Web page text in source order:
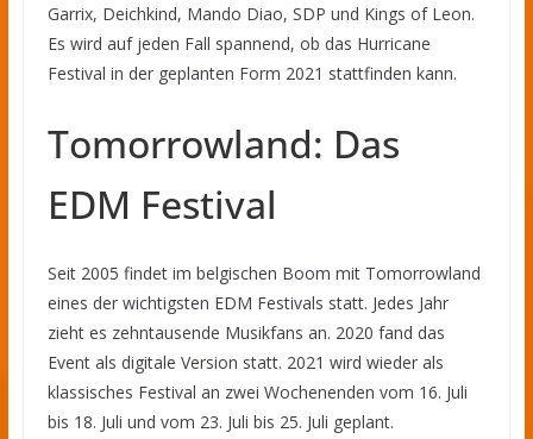
Garrix, Deichkind, Mando Diao, SDP und Kings of Leon.
Es wird auf jeden Fall spannend, ob das Hurricane
Festival in der geplanten Form 2021 stattfinden kann.
Tomorrowland: Das
EDM Festival
Seit 2005 findet im belgischen Boom mit Tomorrowland
eines der wichtigsten EDM Festivals statt. Jedes Jahr
zieht es zehntausende Musikfans an. 2020 fand das
Event als digitale Version statt. 2021 wird wieder als
klassisches Festival an zwei Wochenenden vom 16. Juli
bis 18. Juli und vom 23. Juli bis 25. Juli geplant.